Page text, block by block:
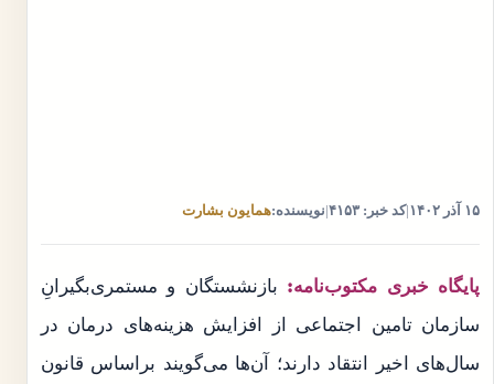
۱۵ آذر ۱۴۰۲ |کد خبر: ۴۱۵۳ نویسنده:همایون بشارت
پایگاه خبری مکتوب‌نامه: بازنشستگان و مستمری‌بگیرانِ
سازمان تامین اجتماعی از افزایش هزینه‌های درمان در
سال‌های اخیر انتقاد دارند؛ آن‌ها می‌گویند براساس قانون